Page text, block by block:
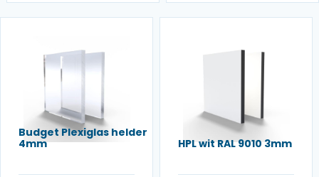
Budget Plexiglas helder
4mm
HPL wit RAL 9010 3mm